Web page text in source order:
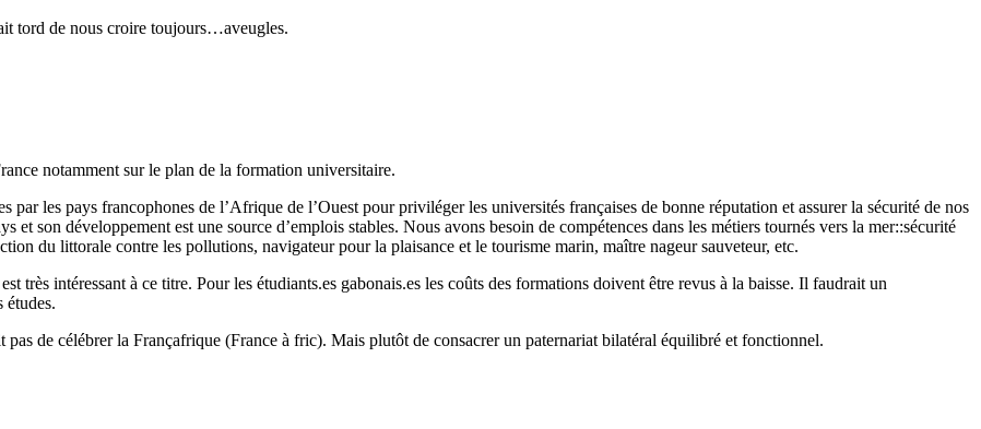
tord de nous croire toujours…aveugles.
notamment sur le plan de la formation universitaire.
les pays francophones de l’Afrique de l’Ouest pour priviléger les universités françaises de bonne réputation et assurer la sécurité de nos
et son développement est une source d’emplois stables. Nous avons besoin de compétences dans les métiers tournés vers la mer::sécurité
du littorale contre les pollutions, navigateur pour la plaisance et le tourisme marin, maître nageur sauveteur, etc.
très intéressant à ce titre. Pour les étudiants.es gabonais.es les coûts des formations doivent être revus à la baisse. Il faudrait un
études.
de célébrer la Françafrique (France à fric). Mais plutôt de consacrer un paternariat bilatéral équilibré et fonctionnel.